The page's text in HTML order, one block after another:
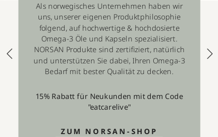
Als norwegisches Unternehmen haben wir
uns, unserer eigenen Produktphilosophie
folgend, auf hochwertige & hochdosierte
Omega-3 Öle und Kapseln spezialisiert.
NORSAN Produkte sind zertifiziert, natürlich
und unterstützen Sie dabei, Ihren Omega-3
Bedarf mit bester Qualität zu decken.
15% Rabatt für Neukunden mit dem Code
"eatcarelive"
ZUM NORSAN-SHOP